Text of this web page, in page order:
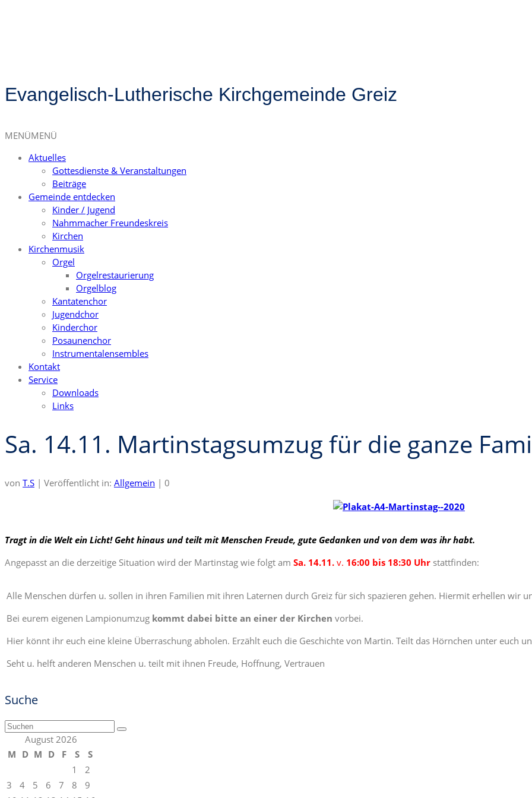
Evangelisch-Lutherische Kirchgemeinde Greiz
MENÜMENÜ
Aktuelles
Gottesdienste & Veranstaltungen
Beiträge
Gemeinde entdecken
Kinder / Jugend
Nahmmacher Freundeskreis
Kirchen
Kirchenmusik
Orgel
Orgelrestaurierung
Orgelblog
Kantatenchor
Jugendchor
Kinderchor
Posaunenchor
Instrumentalensembles
Kontakt
Service
Downloads
Links
Sa. 14.11. Martinstagsumzug für die ganze
von T.S | Veröffentlicht in: Allgemein | 0
Tragt in die Welt ein Licht! Geht hinaus und teilt mit Menschen Freude, gute Gedanken und von dem was ihr habt.
Angepasst an die derzeitige Situation wird der Martinstag wie folgt am Sa. 14.11. v. 16:00 bis 18:30 Uhr stattfinden:
Alle Menschen dürfen u. sollen in ihren Familien mit ihren Laternen durch Greiz für sich spazieren gehen. Hiermit erhellen wir
Bei eurem eigenen Lampionumzug kommt dabei bitte an einer der Kirchen vorbei.
Hier könnt ihr euch eine kleine Überraschung abholen. Erzählt euch die Geschichte von Martin. Teilt das Hörnchen unter euch
Seht u. helft anderen Menschen u. teilt mit ihnen Freude, Hoffnung, Vertrauen
Suche
Suchen
nach:August 2026
M D M D F S
S
1
2
3
4 5 6 7 8
9